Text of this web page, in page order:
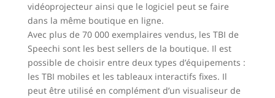
vidéoprojecteur ainsi que le logiciel peut se faire
dans la même boutique en ligne.
Avec plus de 70 000 exemplaires vendus, les TBI de
Speechi sont les best sellers de la boutique. Il est
possible de choisir entre deux types d’équipements :
les TBI mobiles et les tableaux interactifs fixes. Il
peut être utilisé en complément d’un visualiseur de